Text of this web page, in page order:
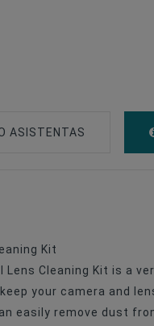
ASISTENTAS
Kit
Lens Cleaning Kit is a
your camera and
easily remove dust